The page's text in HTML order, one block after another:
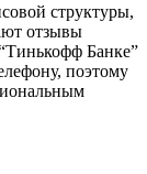
структуры,
отзывы
Банке”
поэтому